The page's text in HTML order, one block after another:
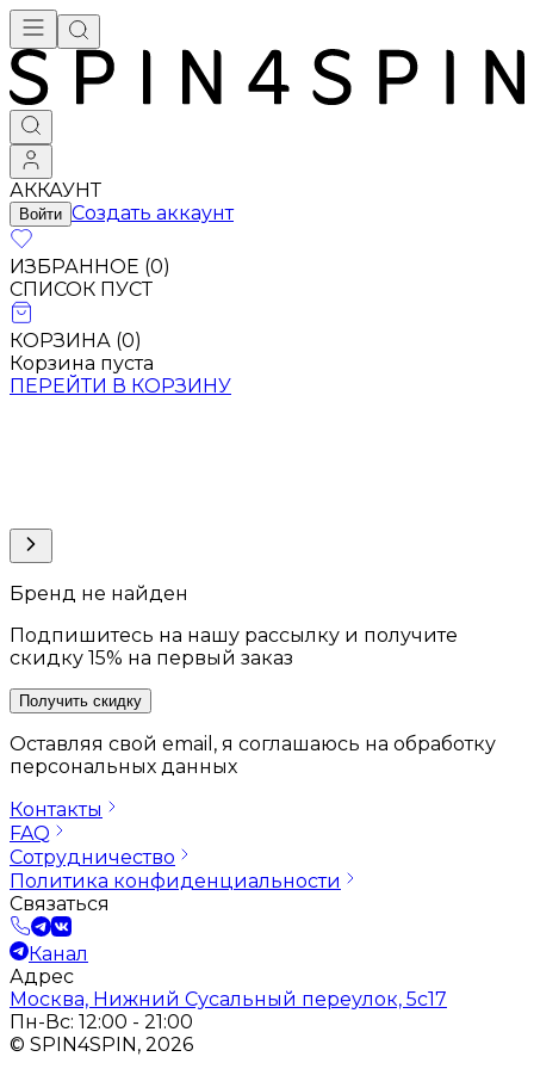
АККАУНТ
Войти Создать аккаунт
ИЗБРАННОЕ (0)
СПИСОК ПУСТ
КОРЗИНА (0)
Корзина пуста
ПЕРЕЙТИ В КОРЗИНУ
Бренд не найден
Подпишитесь на нашу рассылку и получите
скидку 15% на первый заказ
Получить скидку
Оставляя свой email, я соглашаюсь на обработку
персональных данных
Контакты
FAQ
Сотрудничество
Политика конфиденциальности
Связаться
Канал
Адрес
Москва, Нижний Сусальный переулок, 5с17
Пн-Вс: 12:00 - 21:00
© SPIN4SPIN, 2026
Брендовая одежда - купить в Москве